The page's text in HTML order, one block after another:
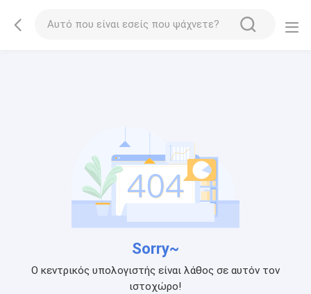
Sorry~
Ο κεντρικός υπολογιστής είναι λάθος σε αυτόν τον
ιστοχώρο!